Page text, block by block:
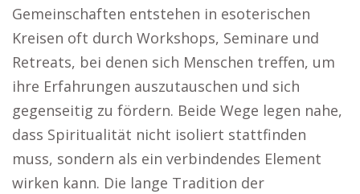
Gemeinschaften entstehen in esoterischen
Kreisen oft durch Workshops, Seminare und
Retreats, bei denen sich Menschen treffen, um
ihre Erfahrungen auszutauschen und sich
gegenseitig zu fördern. Beide Wege legen nahe,
dass Spiritualität nicht isoliert stattfinden
muss, sondern als ein verbindendes Element
wirken kann. Die lange Tradition der